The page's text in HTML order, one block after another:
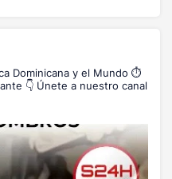
Dominicana y el Mundo ⏱️
👇 Únete a nuestro canal